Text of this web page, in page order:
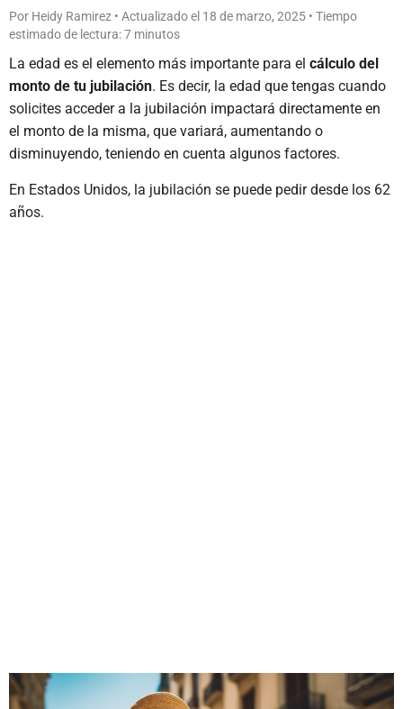
Por Heidy Ramirez • Actualizado el 18 de marzo, 2025 • Tiempo
estimado de lectura: 7 minutos
La edad es el elemento más importante para el cálculo del
monto de tu jubilación. Es decir, la edad que tengas cuando
solicites acceder a la jubilación impactará directamente en
el monto de la misma, que variará, aumentando o
disminuyendo, teniendo en cuenta algunos factores.
En Estados Unidos, la jubilación se puede pedir desde los 62
años.